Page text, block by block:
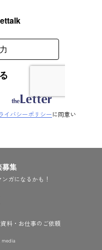
イバシーポリシーに同意い
集
ガになるかも！
料・お仕事のご依頼
media